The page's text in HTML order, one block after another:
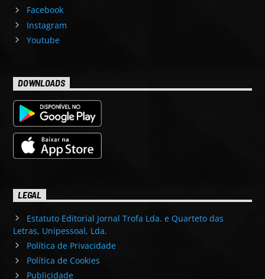
Facebook
Instagram
Youtube
DOWNLOADS
LEGAL
Estatuto Editorial Jornal Trofa Lda. e Quarteto das
Letras, Unipessoal, Lda.
Política de Privacidade
Política de Cookies
Publicidade